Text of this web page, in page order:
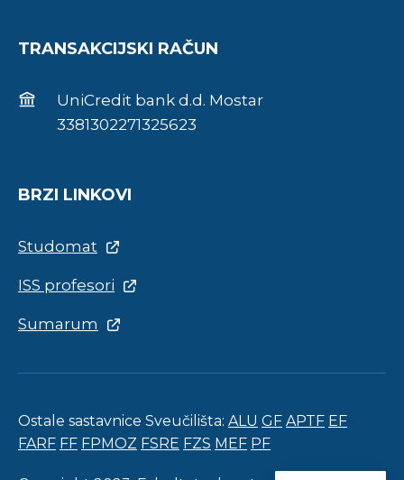
TRANSAKCIJSKI RAČUN
UniCredit bank d.d. Mostar
3381302271325623
BRZI LINKOVI
Studomat
ISS profesori
Sumarum
Ostale sastavnice Sveučilišta: ALU GF APTF EF
FARF FF FPMOZ FSRE FZS MEF PF